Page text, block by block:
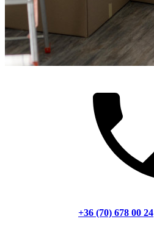
+36 (70) 678 00 24